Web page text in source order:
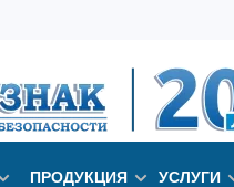
ПРОДУКЦИЯ УСЛУГИ